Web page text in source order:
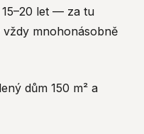
let — za tu
mnohonásobně
dům 150 m² a